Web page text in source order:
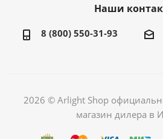
Наши
8 (800) 550-31-93
2026 © Arlight Shop
магазин дилера в